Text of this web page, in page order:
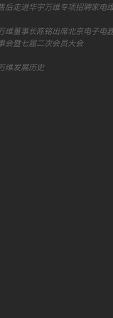
后走进华宇万维专项招聘家电
维董事长陈铭出席北京电子电
会暨七届二次会员大会
维发展历史